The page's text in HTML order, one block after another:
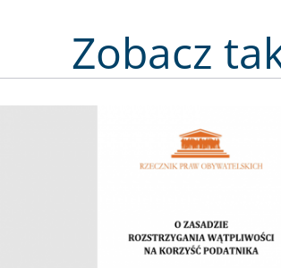
Zobacz